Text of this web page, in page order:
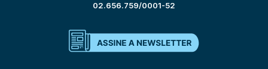
02.656.759/0001-52